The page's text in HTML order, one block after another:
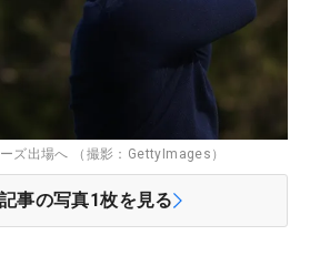
ズ出場へ （撮影：GettyImages）
事の写真1枚を見る